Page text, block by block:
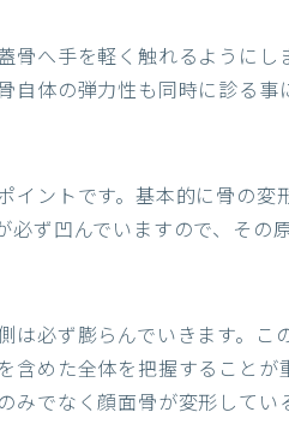
骨へ手を軽く触れるようにし
自体の弾力性も同時に診る事
イントです。基本的に骨の変
必ず凹んでいますので、その
は必ず膨らんでいきます。こ
含めた全体を把握することが
みでなく顔面骨が変形してい